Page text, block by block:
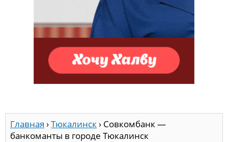
Главная ›Тюкалинск› Совкомбанк —
банкоманты в городе Тюкалинск